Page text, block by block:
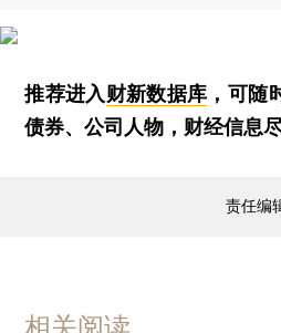
推荐进入财新数据库 ，可随
债券、公司人物，财经信息尽
责任编
相关阅读